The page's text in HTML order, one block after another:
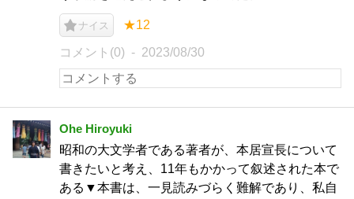
ナイス ★12
コメント(0) 2023/08/30
Ohe Hiroyuki
昭和の大文学者である著者が、本居宣長について
書きたいと考え、11年もかかって叙述された本で
ある▼本書は、一見読みづらく難解であり、私自